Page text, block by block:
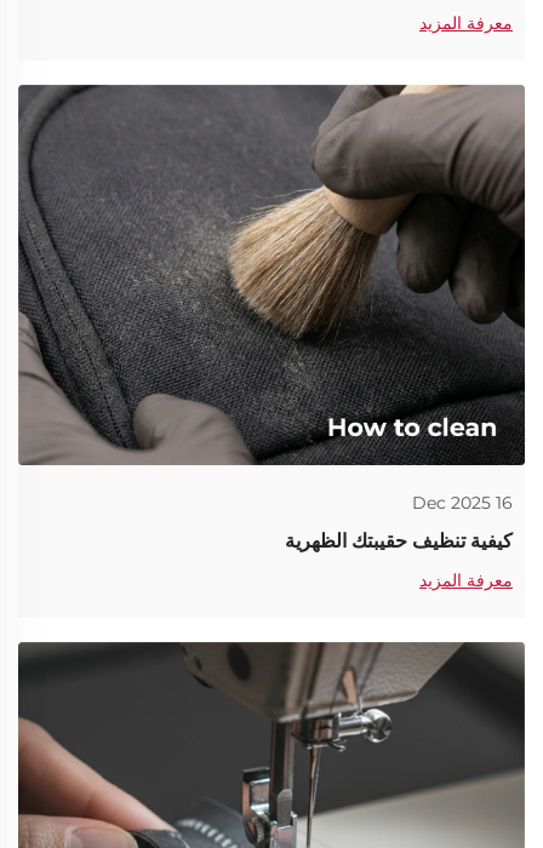
معرفة المزيد
16 Dec 2025
كيفية تنظيف حقيبتك الظهرية
معرفة المزيد